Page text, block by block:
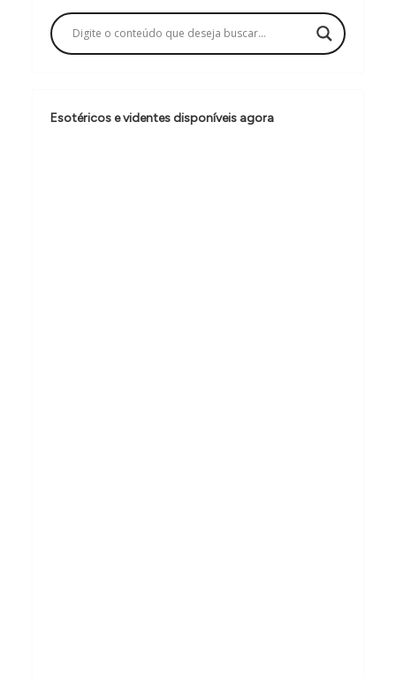
a
ç
o
d
Esotéricos e videntes disponíveis agora